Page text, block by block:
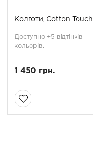
Колготи, Cotton Touch
Доступно +5 відтінків
кольорів.
1 450 грн.